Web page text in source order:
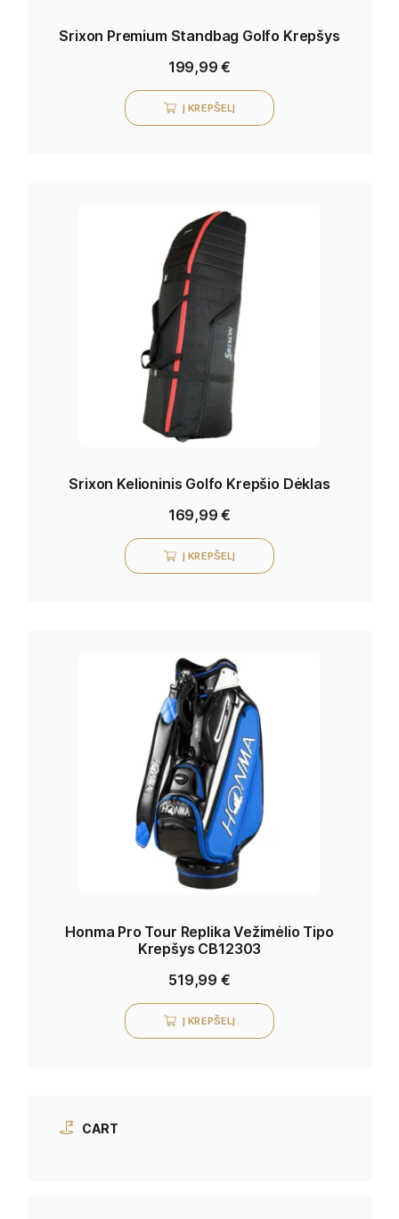
Srixon Premium Standbag Golfo Krepšys
199,99€
Į KREPŠELĮ
Srixon Kelioninis Golfo Krepšio Dėklas
169,99€
Į KREPŠELĮ
Honma Pro Tour Replika Vežimėlio Tipo
Krepšys CB12303
519,99 €
Į KREPŠELĮ
CART